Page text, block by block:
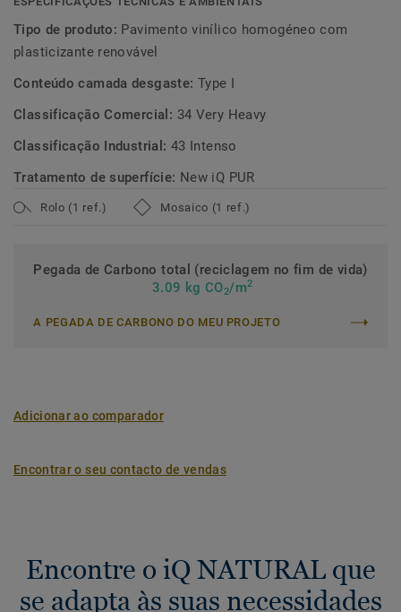
Tipo de produto: Pavimento vinílico homogéneo com
plasticizante renovável
Conteúdo camada desgaste: Type I
Classificação Comercial: 34 Very Heavy
Classificação Industrial: 43 Intenso
Tratamento de superfície: New iQ PUR
Rolo (1 ref.) Mosaico (1 ref.)
Pegada de Carbono total (reciclagem no fim de vida)
3.09 kg CO2/m2
A PEGADA DE CARBONO DO MEU PROJETO
Adicionar ao comparador
Encontrar o seu contacto de vendas
Encontre o iQ NATURAL que
se adapta às suas necessidades